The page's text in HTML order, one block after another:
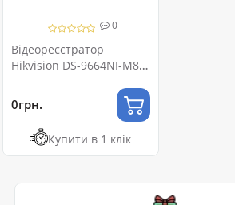
0
Відеореєстратор
Hikvision DS-9664NI-M8
POS RAID
0грн.
Купити в 1 клік